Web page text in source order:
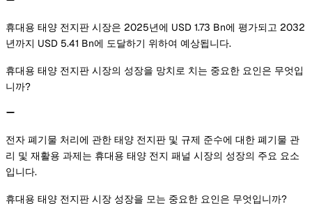
휴대용 태양 전지판 시장은 2025년에 USD 1.73 Bn에 평가되고 2032
년까지 USD 5.41 Bn에 도달하기 위하여 예상됩니다.
휴대용 태양 전지판 시장의 성장을 망치로 치는 중요한 요인은 무엇입
니까?
전자 폐기물 처리에 관한 태양 전지판 및 규제 준수에 대한 폐기물 관
리 및 재활용 과제는 휴대용 태양 전지 패널 시장의 성장의 주요 요소
입니다.
휴대용 태양 전지판 시장 성장을 모는 중요한 요인은 무엇입니까?